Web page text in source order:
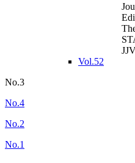
Vol.52
No.3
No.4
No.2
No.1